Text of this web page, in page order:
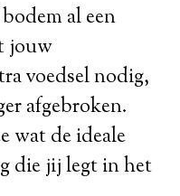
al een
jouw
voedsel nodig,
afgebroken.
wat de ideale
die jij legt in het